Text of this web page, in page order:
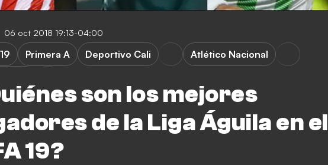
06 oct 2018 19:13-04:00
son los mejores
de la Liga Águila en el
19?
Primera A Deportivo Cali
Atlético Nacional